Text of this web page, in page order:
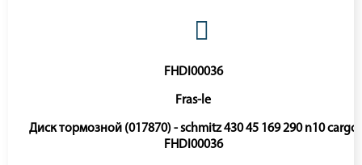
FHDI00036
Fras-le
Диск тормозной (017870) - schmitz 430 45 169 290 n10 cargo
FHDI00036